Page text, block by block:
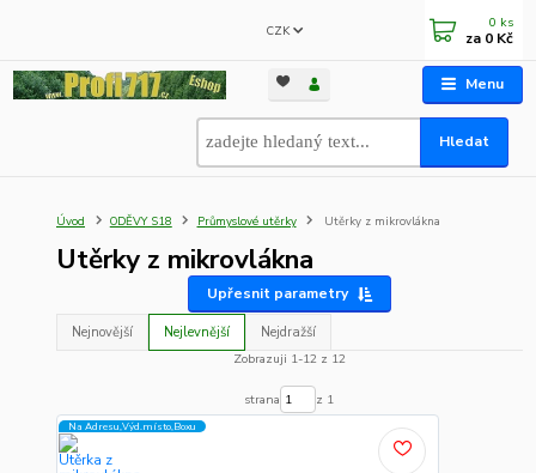
Menu
CZK
Hledat
0 ks
za 0 Kč
Úvod ODĚVY S18 Průmyslové utěrky Utěrky z mikrovlákna
Utěrky z mikrovlákna
Upřesnit parametry
Nejnovější Nejlevnější
Nejdražší
Zobrazuji 1-12 z 12
strana z 1
Na Adresu,Výd.místo,Boxu